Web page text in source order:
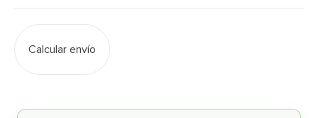
Calcular envío